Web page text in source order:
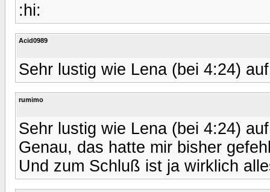
:hi:
Acid0989
Sehr lustig wie Lena (bei 4:24)
rumimo
Sehr lustig wie Lena (bei 4:24)
Genau, das hatte mir bisher
Und zum Schluß ist ja wirklich